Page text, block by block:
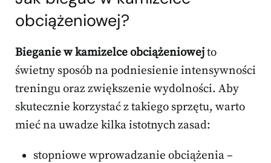
obciążeniowej?
Bieganie w kamizelce obciążeniowejto
świetny sposób na podniesienie intensywności
treningu oraz zwiększenie wydolności. Aby
skutecznie korzystać z takiego sprzętu, warto
mieć na uwadze kilka istotnych zasad:
stopniowe wprowadzanie obciążenia –